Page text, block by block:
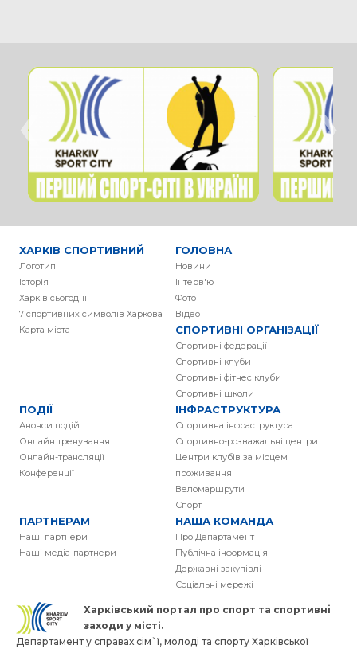
‹ ›
ХАРКІВ СПОРТИВНИЙ
Логотип
Історія
Харків сьогодні
7 спортивних символів Харкова
Карта міста
ГОЛОВНА
Новини
Інтерв'ю
Фото
Вiдео
СПОРТИВНІ ОРГАНІЗАЦІЇ
Спортивні федерації
Спортивні клуби
Спортивні фітнес клуби
Спортивні школи
ПОДІЇ
Анонси подій
Онлайн тренування
Онлайн-трансляції
Конференції
ІНФРАСТРУКТУРА
Спортивна інфраструктура
Спортивно-розважальні центри
Центри клубів за місцем
проживання
Веломаршрути
Спорт
ПАРТНЕРАМ
Наші партнери
Наші медіа-партнери
НАША КОМАНДА
Про Департамент
Публічна інформація
Державні закупівлі
Соціальні мережі
Харківський портал про спорт та спортивнi
заходи у місті.
Департамент у справах сім`ї, молоді та спорту Харківської